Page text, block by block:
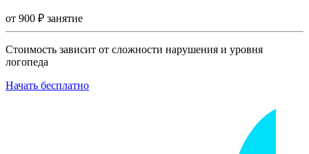
от 900 ₽ занятие
Стоимость зависит от сложности нарушения и уровня
логопеда
Начать бесплатно